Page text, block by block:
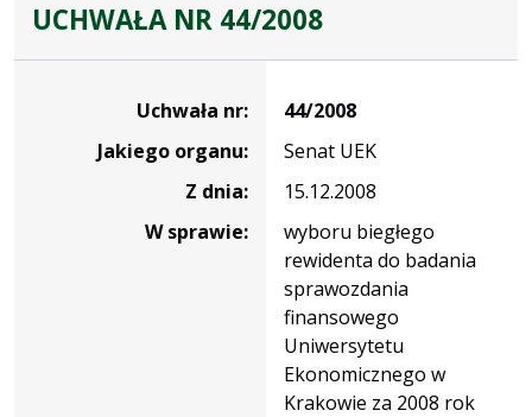
UCHWAŁA NR 44/2008
Uchwała nr:
44/2008
Jakiego organu:
Senat UEK
Z dnia:
15.12.2008
W sprawie:
wyboru biegłego
rewidenta do badania
sprawozdania
finansowego
Uniwersytetu
Ekonomicznego w
Krakowie za 2008 rok